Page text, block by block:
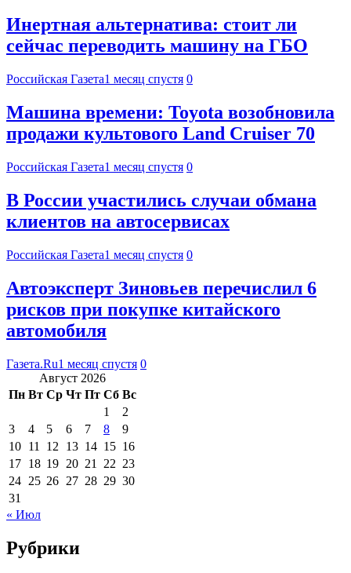
Инертная альтернатива: стоит ли
сейчас переводить машину на ГБО
Российская Газета1 месяц спустя 0
Машина времени: Toyota возобновила
продажи культового Land Cruiser 70
Российская Газета1 месяц спустя 0
В России участились случаи обмана
клиентов на автосервисах
Российская Газета1 месяц спустя 0
Автоэксперт Зиновьев перечислил 6
рисков при покупке китайского
автомобиля
Газета.Ru1 месяц спустя 0
Август 2026
Пн Вт Ср Чт Пт Сб Вс
1
2
3
4 5 6 7 8
9
10 11 12 13 14 15 16
17 18 19 20 21 22 23
24 25 26 27 28 29 30
31
« Июл
Рубрики